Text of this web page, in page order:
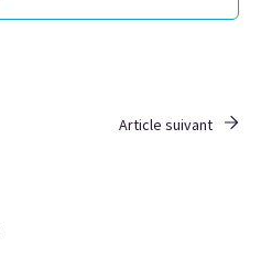
Article suivant